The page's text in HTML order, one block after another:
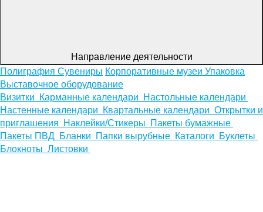
Направление деятельности
Полиграфия Сувениры Корпоративные музеи Упаковка
Выставочное оборудование
Визитки
Карманные календари
Настольные календари
Настенные календари
Квартальные календари Открытки и
приглашения
Наклейки/Стикеры
Пакеты бумажные
Пакеты ПВД Бланки Папки вырубные Каталоги
Буклеты
Блокноты Листовки